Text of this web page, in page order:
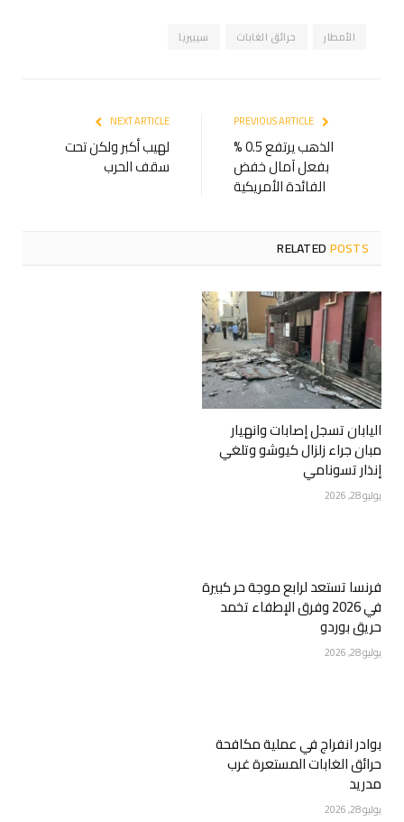
الأمطار حرائق الغابات سيبيريا
الذهب يرتفع 0.5 %
بفعل آمال خفض
الفائدة الأمريكية
NEXT ARTICLE
لهيب أكبر ولكن تحت
سقف الحرب
RELATEDPOSTS
اليابان تسجل إصابات وانهيار
مبان جراء زلزال كيوشو وتلغي
إنذار تسونامي
يوليو 28, 2026
فرنسا تستعد لرابع موجة حر كبيرة
في 2026 وفرق الإطفاء تخمد
حريق بوردو
يوليو 28, 2026
بوادر انفراج في عملية مكافحة
حرائق الغابات المستعرة غرب
مدريد
يوليو 28, 2026